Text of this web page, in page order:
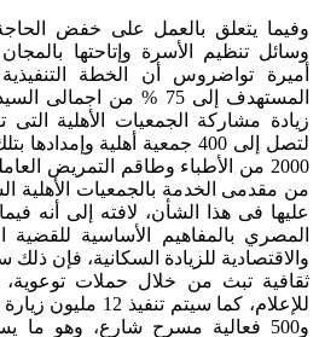
وفيما يتعلق بالعمل على خفض
وسائل تنظيم الأسرة وإتاحتها
أميرة تواضروس أن الخطة
المستهدف إلى 75 % من
زيادة مشاركة الجمعيات الأهلية
لتصل إلى 400 جمعية أهلية
2000 من الأطباء وطاقم التمريض
من مقدمى الخدمة بالجمعيات الأهلية
عليها فى هذا الشأن، لافته إلى أنه
المصري بالمفاهيم الأساسية للقضية
والاقتصادية للزيادة السكانية، فإن
ثقافية تبث من خلال حملات توعوية،